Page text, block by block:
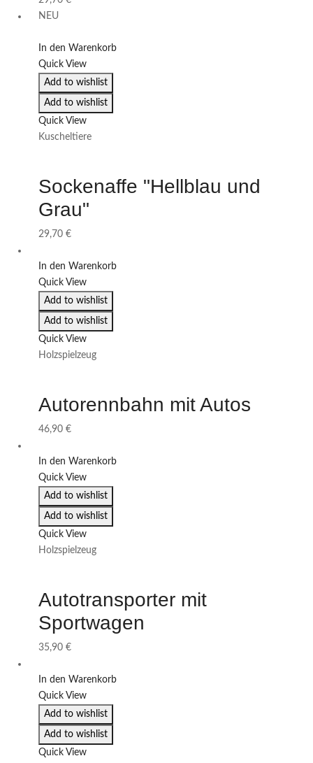
NEU
In den Warenkorb
Quick View
Add to wishlist
Add to wishlist
Quick View
Kuscheltiere
Sockenaffe "Hellblau und
Grau"
29,70 €
In den Warenkorb
Quick View
Add to wishlist
Add to wishlist
Quick View
Holzspielzeug
Autorennbahn mit Autos
46,90 €
In den Warenkorb
Quick View
Add to wishlist
Add to wishlist
Quick View
Holzspielzeug
Autotransporter mit
Sportwagen
35,90 €
In den Warenkorb
Quick View
Add to wishlist
Add to wishlist
Quick View